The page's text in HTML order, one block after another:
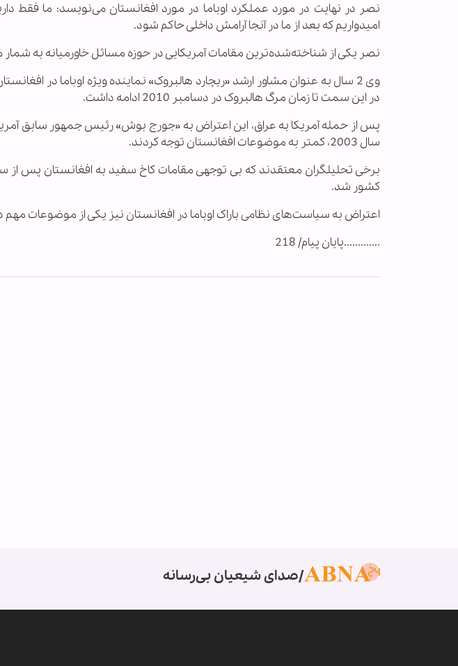
نصر در نهایت در مورد عملکرد اوباما در مورد افغانستان می‌نویسد: ما فقط
امیدواریم که بعد از ما در آنجا آرامش داخلی حاکم شود.
نصر یکی از شناخته‌شده‌ترین مقامات آمریکایی در حوزه مسائل خاورمیانه به شمار
وی 2 سال به عنوان مشاور ارشد «ریچارد هالبروک» نماینده ویژه اوباما در
در این سمت تا زمان مرگ هالبروک در دسامبر 2010 ادامه داشت.
پس از حمله آمریکا به عراق، این اعتراض به «جورج بوش» رئیس جمهور سابق
سال 2003، کمتر به موضوعات افغانستان توجه کردند.
کشور شد.
اعتراض به سیاست‌های نظامی باراک اوباما در افغانستان نیز یکی از موضوعات
.............پایان پیام/ 218
صدای شیعیان بی‌رسانه